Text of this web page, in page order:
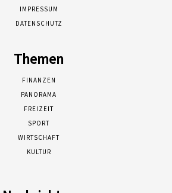
IMPRESSUM
DATENSCHUTZ
Themen
FINANZEN
PANORAMA
FREIZEIT
SPORT
WIRTSCHAFT
KULTUR